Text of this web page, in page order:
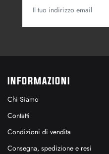
INFORMAZIONI
Chi Siamo
Contatti
Condizioni di vendita
Consegna, spedizione e resi